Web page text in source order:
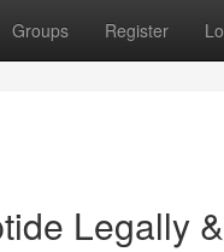
Groups Register
Legally